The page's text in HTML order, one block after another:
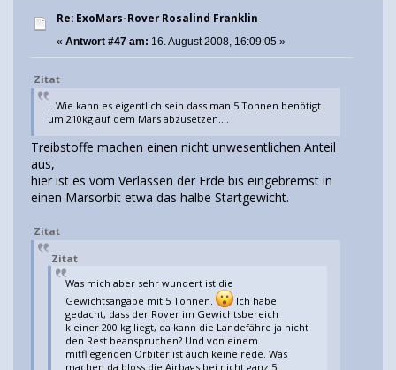
Re: ExoMars-Rover Rosalind Franklin
« Antwort #47 am: 16. August 2008, 16:09:05 »
Zitat
...Wie kann es eigentlich sein dass man 5 Tonnen benötigt
um 210kg auf dem Mars abzusetzen....
Treibstoffe machen einen nicht unwesentlichen Anteil
aus,
hier ist es vom Verlassen der Erde bis eingebremst in
einen Marsorbit etwa das halbe Startgewicht.
Zitat
Zitat
Was mich aber sehr wundert ist die
Gewichtsangabe mit 5 Tonnen.
Ich habe
gedacht, dass der Rover im Gewichtsbereich
kleiner 200 kg liegt, da kann die Landefähre ja nicht
den Rest beanspruchen? Und von einem
mitfliegenden Orbiter ist auch keine rede. Was
machen da bloss die Airbags bei nicht ganz 5